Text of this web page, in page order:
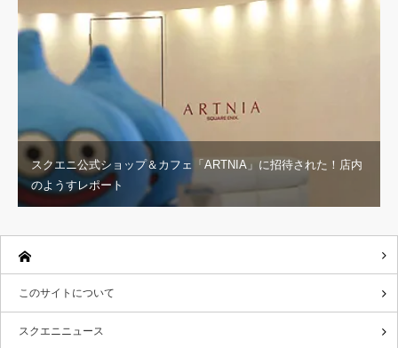
スクエニ公式ショップ＆カフェ「ARTNIA」に招待された！店内
のようすレポート
このサイトについて
スクエニニュース